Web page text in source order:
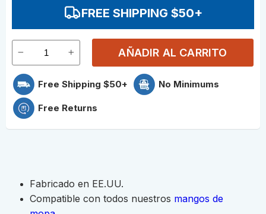
FREE SHIPPING $50+
AÑADIR AL CARRITO
Free Shipping $50+ No Minimums
Free Returns
Fabricado en EE.UU.
Compatible con todos nuestros mangos de